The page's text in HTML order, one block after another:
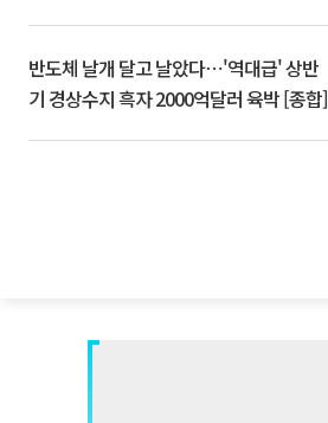
반도체 날개 달고 날았다⋯'역대급' 상반
기 경상수지 흑자 2000억달러 육박 [종합]